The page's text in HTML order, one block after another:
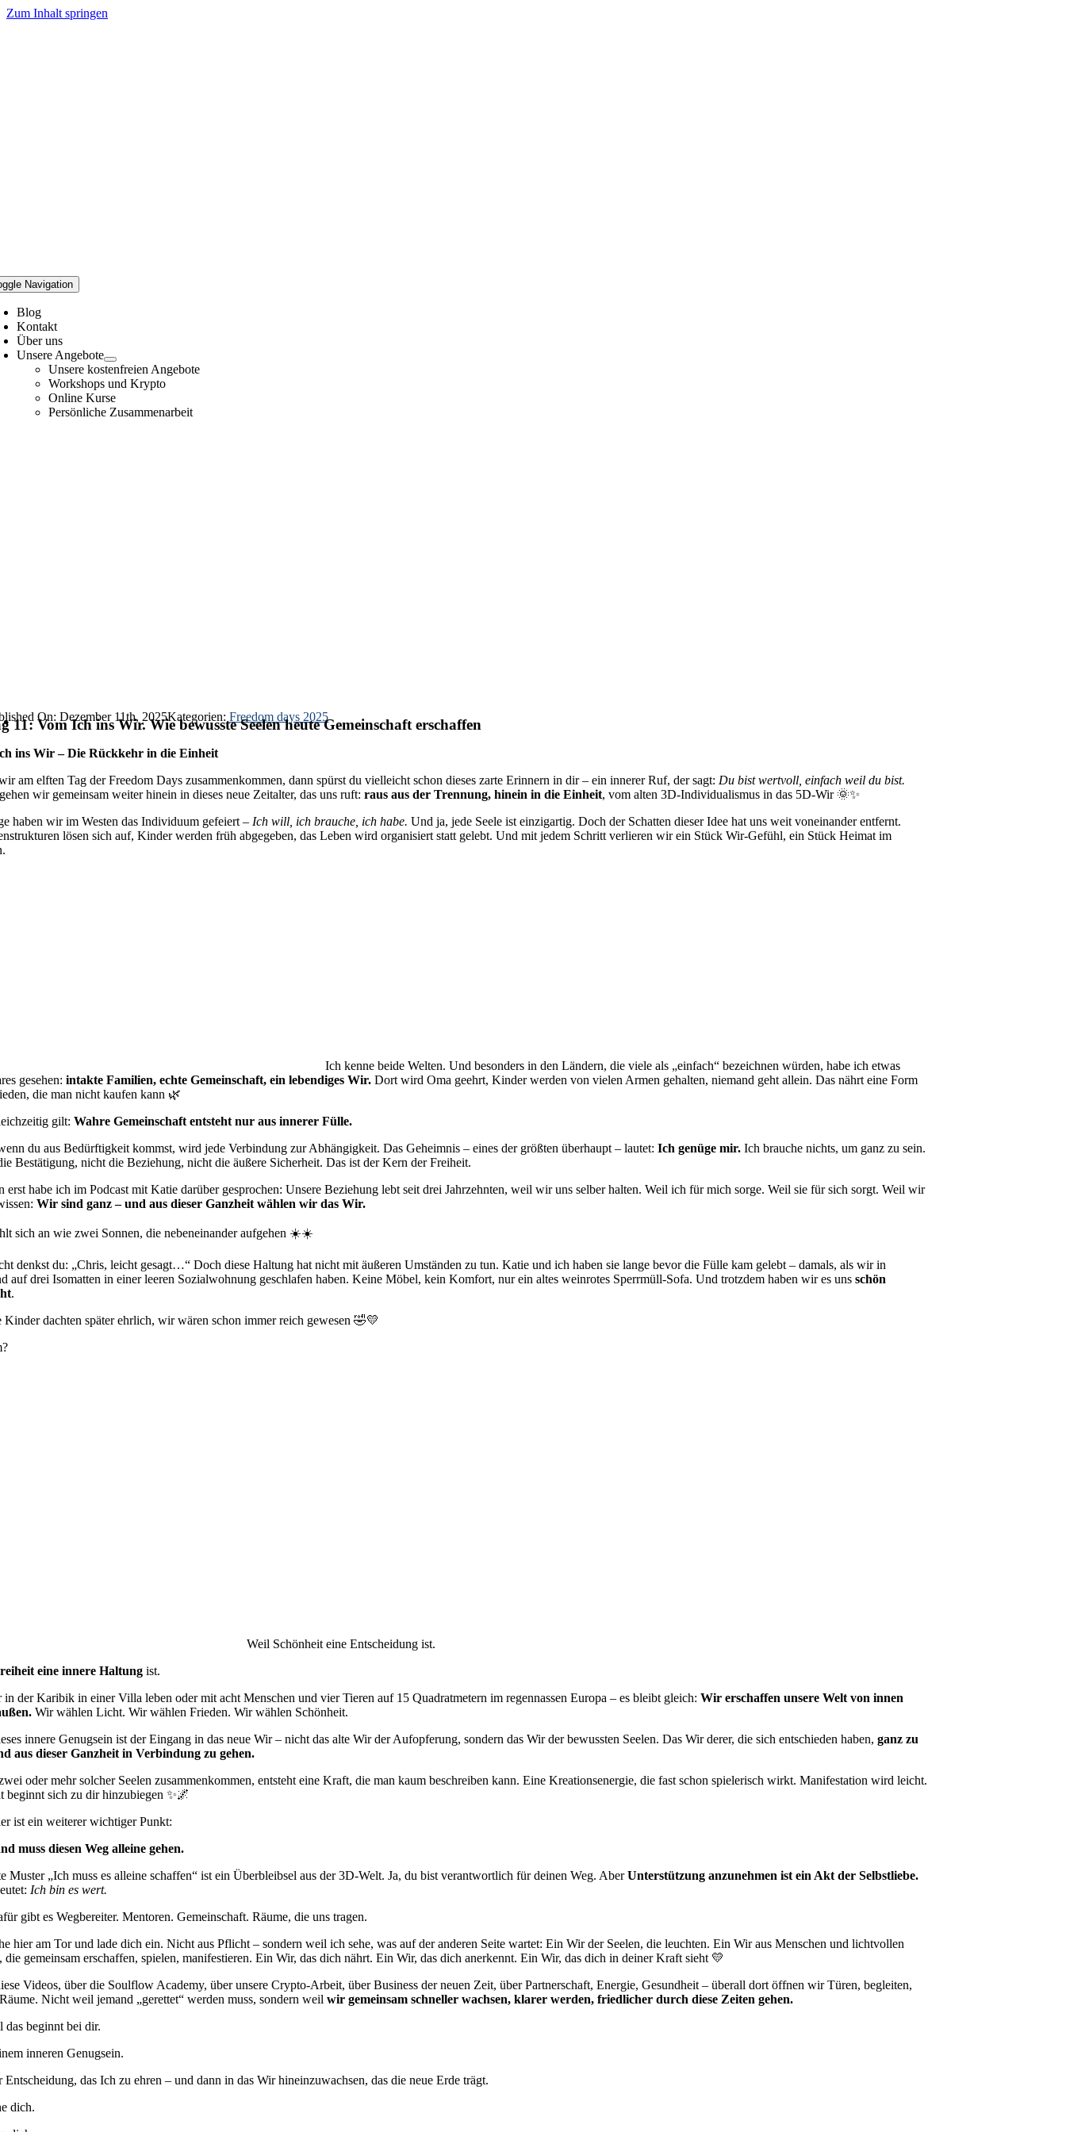
Zum Inhalt springen
Navigation
Blog
Kontakt
Über uns
Unsere Angebote
Unsere kostenfreien Angebote
Workshops und Krypto
Online Kurse
Persönliche Zusammenarbeit
On: Dezember 11th, 2025Kategorien:Freedom days 2025
11: Vom Ich ins Wir. Wie bewusste Seelen heute Gemeinschaft erschaffen
ins Wir – Die Rückkehr in die Einheit
am elften Tag der Freedom Days zusammenkommen, dann spürst du vielleicht schon dieses zarte Erinnern in dir – ein innerer Ruf, der sagt: Du bist wertvoll, einfach weil du bist.
wir gemeinsam weiter hinein in dieses neue Zeitalter, das uns ruft:raus aus der Trennung, hinein in die Einheit, vom alten 3D-Individualismus in das 5D-Wir 🌞✨
haben wir im Westen das Individuum gefeiert – Ich will, ich brauche, ich habe. Und ja, jede Seele ist einzigartig. Doch der Schatten dieser Idee hat uns weit voneinander entfernt.
lösen sich auf, Kinder werden früh abgegeben, das Leben wird organisiert statt gelebt. Und mit jedem Schritt verlieren wir ein Stück Wir-Gefühl, ein Stück Heimat im
Ich kenne beide Welten. Und besonders in den Ländern, die viele als „einfach“ bezeichnen würden, habe ich etwas
gesehen:intakte Familien, echte Gemeinschaft, ein lebendiges Wir. Dort wird Oma geehrt, Kinder werden von vielen Armen gehalten, niemand geht allein. Das nährt eine Form
die man nicht kaufen kann 🌿
gilt:Wahre Gemeinschaft entsteht nur aus innerer Fülle.
du aus Bedürftigkeit kommst, wird jede Verbindung zur Abhängigkeit. Das Geheimnis – eines der größten überhaupt – lautet:Ich genüge mir. Ich brauche nichts, um ganz zu sein.
Bestätigung, nicht die Beziehung, nicht die äußere Sicherheit. Das ist der Kern der Freiheit.
erst habe ich im Podcast mit Katie darüber gesprochen: Unsere Beziehung lebt seit drei Jahrzehnten, weil wir uns selber halten. Weil ich für mich sorge. Weil sie für sich sorgt. Weil wir
Wir sind ganz – und aus dieser Ganzheit wählen wir das Wir.
sich an wie zwei Sonnen, die nebeneinander aufgehen ☀️☀️
denkst du: „Chris, leicht gesagt…“ Doch diese Haltung hat nicht mit äußeren Umständen zu tun. Katie und ich haben sie lange bevor die Fülle kam gelebt – damals, als wir in
auf drei Isomatten in einer leeren Sozialwohnung geschlafen haben. Keine Möbel, kein Komfort, nur ein altes weinrotes Sperrmüll-Sofa. Und trotzdem haben wir es unsschön
.
Kinder dachten später ehrlich, wir wären schon immer reich gewesen 🤣💛
Weil Schönheit eine Entscheidung ist.
eine innere Haltung ist.
der Karibik in einer Villa leben oder mit acht Menschen und vier Tieren auf 15 Quadratmetern im regennassen Europa – es bleibt gleich:Wir erschaffen unsere Welt von innen
Wir wählen Licht. Wir wählen Frieden. Wir wählen Schönheit.
innere Genugsein ist der Eingang in das neue Wir – nicht das alte Wir der Aufopferung, sondern das Wir der bewussten Seelen. Das Wir derer, die sich entschieden haben,ganz zu
aus dieser Ganzheit in Verbindung zu gehen.
oder mehr solcher Seelen zusammenkommen, entsteht eine Kraft, die man kaum beschreiben kann. Eine Kreationsenergie, die fast schon spielerisch wirkt. Manifestation wird leicht.
beginnt sich zu dir hinzubiegen ✨🌌
ist ein weiterer wichtiger Punkt:
muss diesen Weg alleine gehen.
Muster „Ich muss es alleine schaffen“ ist ein Überbleibsel aus der 3D-Welt. Ja, du bist verantwortlich für deinen Weg. AberUnterstützung anzunehmen ist ein Akt der Selbstliebe.
Ich bin es wert.
gibt es Wegbereiter. Mentoren. Gemeinschaft. Räume, die uns tragen.
hier am Tor und lade dich ein. Nicht aus Pflicht – sondern weil ich sehe, was auf der anderen Seite wartet: Ein Wir der Seelen, die leuchten. Ein Wir aus Menschen und lichtvollen
die gemeinsam erschaffen, spielen, manifestieren. Ein Wir, das dich nährt. Ein Wir, das dich anerkennt. Ein Wir, das dich in deiner Kraft sieht 💛
Videos, über die Soulflow Academy, über unsere Crypto-Arbeit, über Business der neuen Zeit, über Partnerschaft, Energie, Gesundheit – überall dort öffnen wir Türen, begleiten,
Nicht weil jemand „gerettet“ werden muss, sondern weilwir gemeinsam schneller wachsen, klarer werden, friedlicher durch diese Zeiten gehen.
das beginnt bei dir.
inneren Genugsein.
Entscheidung, das Ich zu ehren – und dann in das Wir hineinzuwachsen, das die neue Erde trägt.
dich.